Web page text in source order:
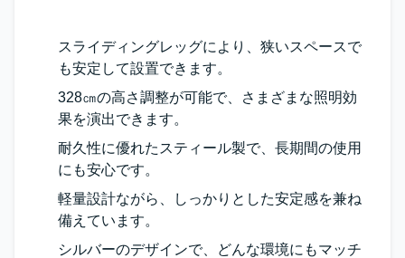
スライディングレッグにより、狭いスペースで
も安定して設置できます。
328㎝の高さ調整が可能で、さまざまな照明効
果を演出できます。
耐久性に優れたスティール製で、長期間の使用
にも安心です。
軽量設計ながら、しっかりとした安定感を兼ね
備えています。
シルバーのデザインで、どんな環境にもマッチ